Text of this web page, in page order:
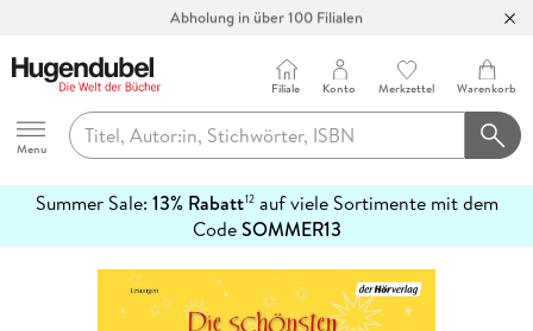
Abholung in über 100 Filialen
Hugendubel
Menu
Filiale Konto Merkzettel Warenkorb
Summer Sale: 13% Rabatt12auf viele Sortimente mit dem
CodeSOMMER13
erfahren